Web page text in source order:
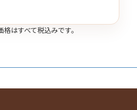
はすべて税込みです。